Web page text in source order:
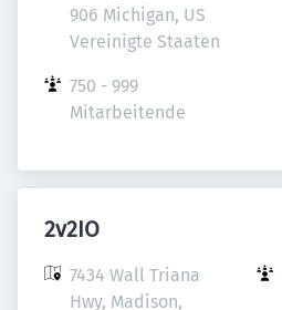
906 Michigan, US
Vereinigte Staaten
750 - 999
Mitarbeitende
2v2IO
7434 Wall Triana
Hwy, Madison,